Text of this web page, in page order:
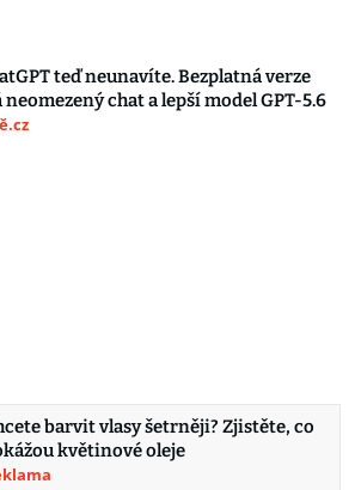
teď neunavíte. Bezplatná verze
neomezený chat a lepší model GPT-5.6
barvit vlasy šetrněji? Zjistěte, co
květinové oleje